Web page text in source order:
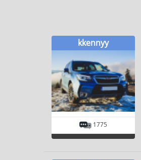
kkennyy
1775